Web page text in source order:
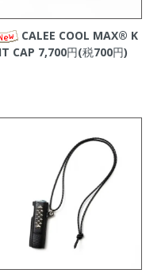
CALEE COOL MAX®︎ K
CAP 7,700円(税700円)